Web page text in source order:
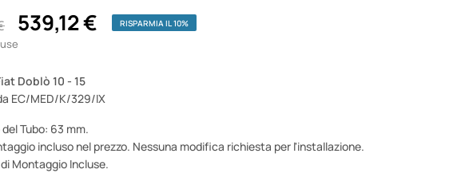
539,12 € RISPARMIA IL 10%
Doblò 10 - 15
EC/MED/K/329/IX
Tubo: 63 mm.
incluso nel prezzo. Nessuna modifica richiesta per l'installazione.
Montaggio Incluse.